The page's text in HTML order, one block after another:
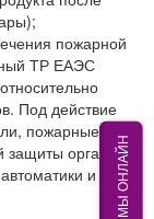
пожарной
ТР ЕАЭС
Под действие
пожарные
защиты органов
и
МЫ ОНЛАЙН